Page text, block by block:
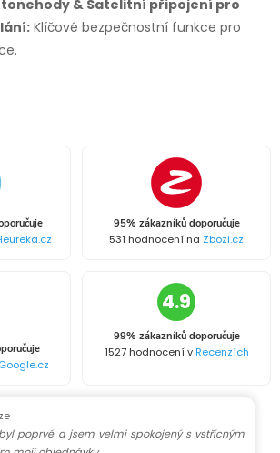
& Satelitní připojení pro
Klíčové bezpečnostní funkce pro
95% zákazníků doporučuje
531 hodnocení na Zbozi.cz
Google.cz
4.9
99% zákazníků doporučuje
1527 hodnocení vRecenzích
poprvé a jsem velmi spokojený s vstřícným